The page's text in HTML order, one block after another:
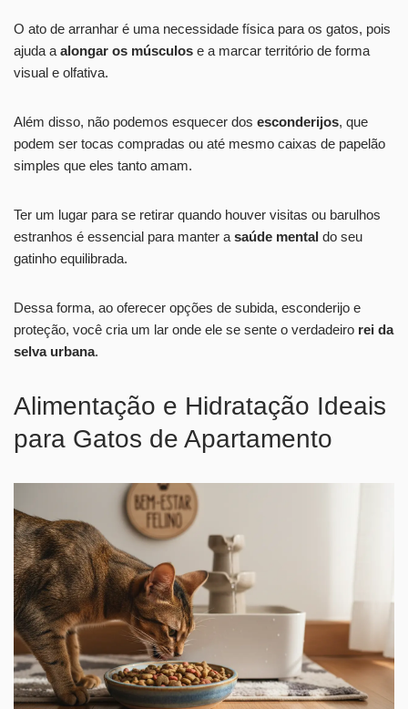
O ato de arranhar é uma necessidade física para os gatos, pois
ajuda a alongar os músculos e a marcar território de forma
visual e olfativa.
Além disso, não podemos esquecer dos esconderijos, que
podem ser tocas compradas ou até mesmo caixas de papelão
simples que eles tanto amam.
Ter um lugar para se retirar quando houver visitas ou barulhos
estranhos é essencial para manter a saúde mental do seu
gatinho equilibrada.
Dessa forma, ao oferecer opções de subida, esconderijo e
proteção, você cria um lar onde ele se sente o verdadeiro rei da
selva urbana.
Alimentação e Hidratação Ideais
para Gatos de Apartamento